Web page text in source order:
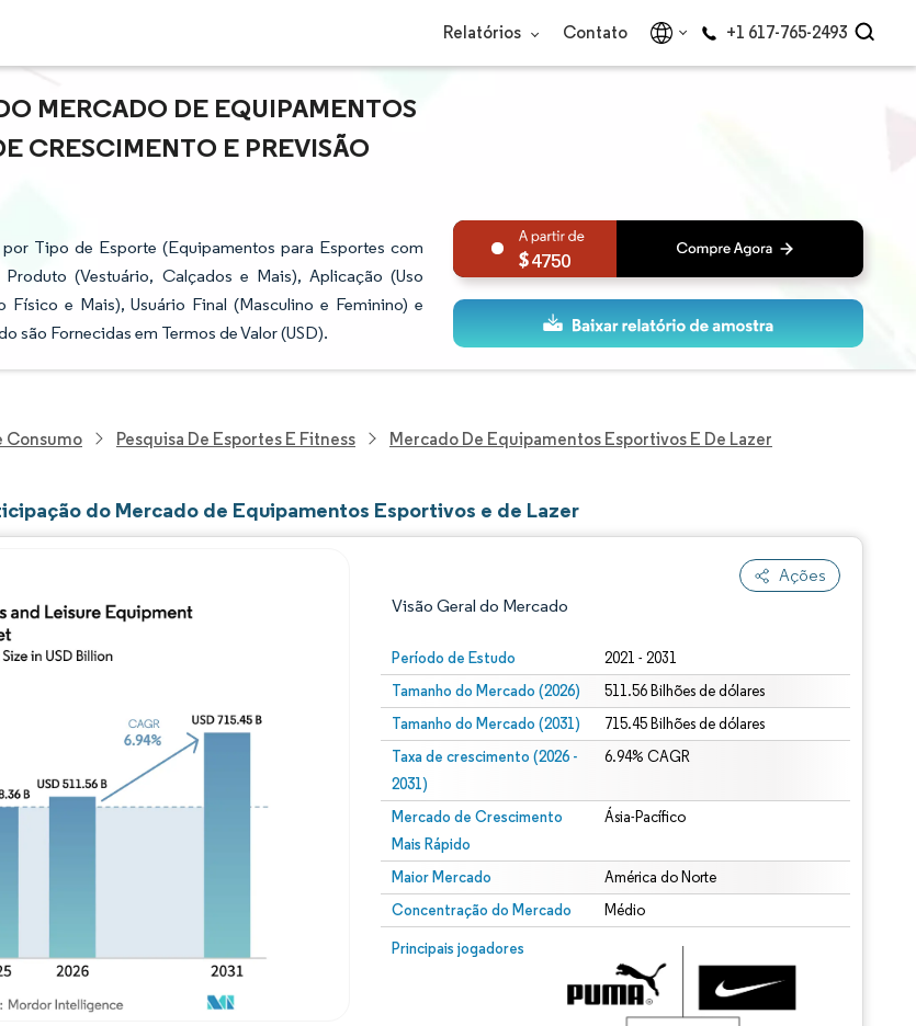
Relatórios Contato +1 617-765-2493
MERCADO DE EQUIPAMENTOS
CRESCIMENTO E PREVISÃO
Tipo de Esporte (Equipamentos para Esportes com
(Vestuário, Calçados e Mais), Aplicação (Uso
e Mais), Usuário Final (Masculino e Feminino) e
são Fornecidas em Termos de Valor (USD).
4750
Consumo Pesquisa De Esportes E Fitness Mercado De Equipamentos Esportivos E De Lazer
do Mercado de Equipamentos Esportivos e de Lazer
Ações
Visão Geral do Mercado
Período de Estudo 2021 - 2031
Tamanho do Mercado (2026) 511.56 Bilhões de dólares
Tamanho do Mercado (2031) 715.45 Bilhões de dólares
Taxa de crescimento (2026 -
2031)
6.94% CAGR
Mercado de Crescimento
Mais Rápido
Ásia-Pacífico
Maior Mercado América do Norte
Concentração do Mercado Médio
Principais jogadores
Imagem © Mordor Intelligence. O reuso requer atribuição conforme CC BY 4.0.
Imagem © Mordor Intelligence. O reuso requer atribuição conforme CC BY 4.0.